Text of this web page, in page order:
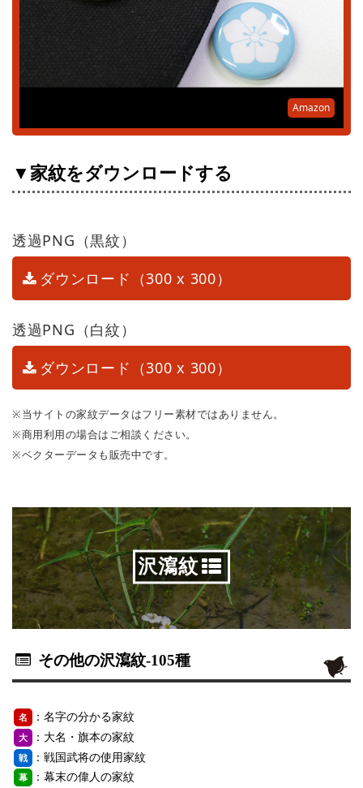
Amazon
▼家紋をダウンロードする
透過PNG（黒紋）
ダウンロード（300 x 300）
透過PNG（白紋）
ダウンロード（300 x 300）
※当サイトの家紋データはフリー素材ではありません。
※商用利用の場合はご相談ください。
※ベクターデータも販売中です。
沢瀉紋
その他の沢瀉紋-105種
名 ：名字の分かる家紋
大 ：大名・旗本の家紋
戦 ：戦国武将の使用家紋
幕 ：幕末の偉人の家紋